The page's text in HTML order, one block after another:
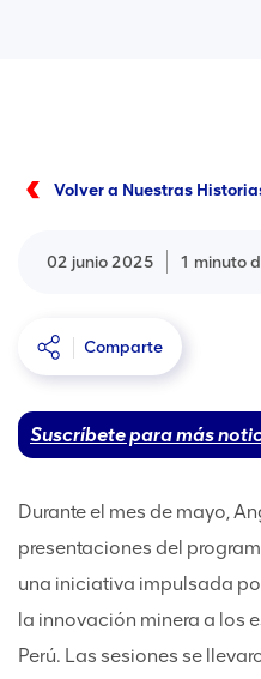
Volver a Nuestras
02 junio 2025 1 minuto
Comparte
Suscríbete para más
Durante el mes de mayo,
presentaciones del
una iniciativa impulsada
la innovación minera a los
Perú. Las sesiones se